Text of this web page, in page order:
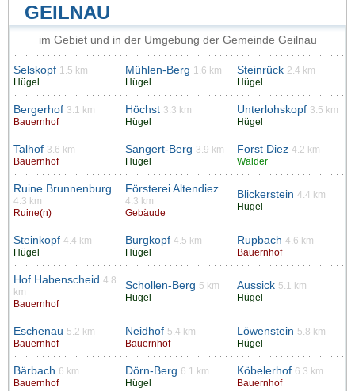
GEILNAU
im Gebiet und in der Umgebung der Gemeinde Geilnau
Selskopf 1.5 km
Hügel
Mühlen-Berg 1.6 km
Hügel
Steinrück 2.4 km
Hügel
Bergerhof 3.1 km
Bauernhof
Höchst 3.3 km
Hügel
Unterlohskopf 3.5 km
Hügel
Talhof 3.6 km
Bauernhof
Sangert-Berg 3.9 km
Hügel
Forst Diez 4.2 km
Wälder
Ruine Brunnenburg
4.3 km
Ruine(n)
Försterei Altendiez
4.3 km
Gebäude
Blickerstein 4.4 km
Hügel
Steinkopf 4.4 km
Hügel
Burgkopf 4.5 km
Hügel
Rupbach 4.6 km
Bauernhof
Hof Habenscheid 4.8
km
Bauernhof
Schollen-Berg 5 km
Hügel
Aussick 5.1 km
Hügel
Eschenau 5.2 km
Bauernhof
Neidhof 5.4 km
Bauernhof
Löwenstein 5.8 km
Hügel
Bärbach 6 km
Bauernhof
Dörn-Berg 6.1 km
Hügel
Köbelerhof 6.3 km
Bauernhof